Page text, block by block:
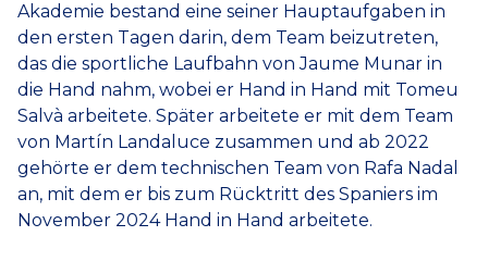
Akademie bestand eine seiner Hauptaufgaben in
den ersten Tagen darin, dem Team beizutreten,
das die sportliche Laufbahn von Jaume Munar in
die Hand nahm, wobei er Hand in Hand mit Tomeu
Salvà arbeitete. Später arbeitete er mit dem Team
von Martín Landaluce zusammen und ab 2022
gehörte er dem technischen Team von Rafa Nadal
an, mit dem er bis zum Rücktritt des Spaniers im
November 2024 Hand in Hand arbeitete.